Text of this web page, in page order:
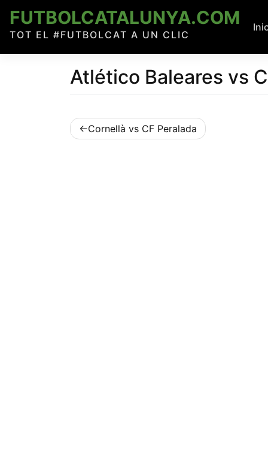
content
FUTBOLCATALUNYA.COM
TOT EL #FUTBOLCAT A UN CLIC
Atlético Baleares vs
Navegació
Cornellà vs CF Peralada